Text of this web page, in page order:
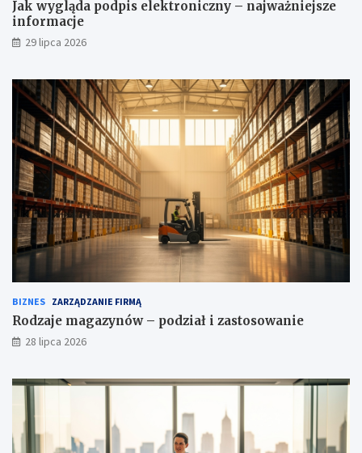
Jak wygląda podpis elektroniczny – najważniejsze
informacje
29 lipca 2026
BIZNES ZARZĄDZANIE FIRMĄ
Rodzaje magazynów – podział i zastosowanie
28 lipca 2026